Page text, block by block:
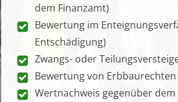
dem Finanzamt)
Bewertung im
Entschädigung)
Zwangs- oder
Bewertung von Erbbaurechten
Wertnachweis gegenüber dem